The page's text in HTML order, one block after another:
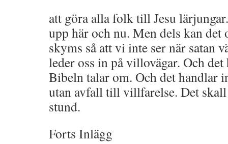
att göra alla folk till Jesu
upp här och nu. Men dels kan det
skyms så att vi inte ser när satan
leder oss in på villovägar. Och
Bibeln talar om. Och det handlar
utan avfall till villfarelse. Det
stund.
Forts Inlägg